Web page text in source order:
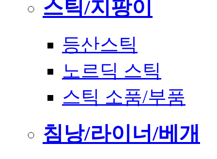
스틱/지팡이
등산스틱
노르딕 스틱
스틱 소품/부품
침낭/라이너/베개